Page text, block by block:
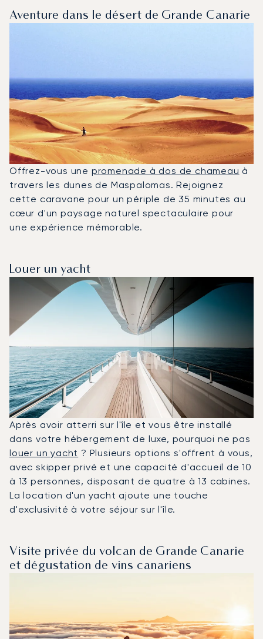
Aventure dans le désert de Grande Canarie
Offrez-vous une promenade à dos de chameau à
travers les dunes de Maspalomas. Rejoignez
cette caravane pour un périple de 35 minutes au
cœur d'un paysage naturel spectaculaire pour
une expérience mémorable.
Louer un yacht
Après avoir atterri sur l'île et vous être installé
dans votre hébergement de luxe, pourquoi ne pas
louer un yacht ? Plusieurs options s'offrent à vous,
avec skipper privé et une capacité d'accueil de 10
à 13 personnes, disposant de quatre à 13 cabines.
La location d'un yacht ajoute une touche
d'exclusivité à votre séjour sur l'île.
Visite privée du volcan de Grande Canarie
et dégustation de vins canariens